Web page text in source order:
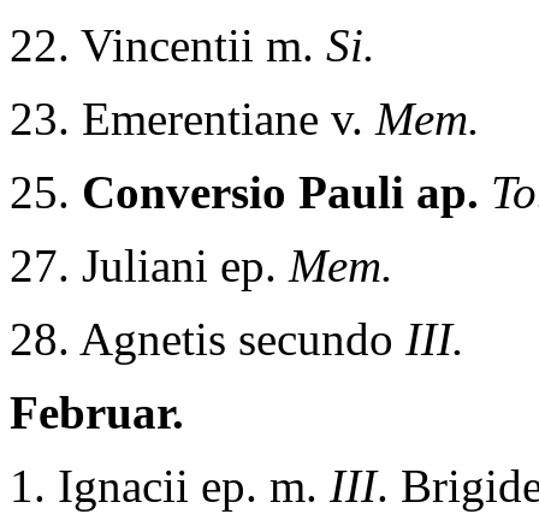
22. Vincentii m. Si.
23. Emerentiane v. Mem.
25. Conversio Pauli ap.
27. Juliani ep. Mem.
28. Agnetis secundo III.
Februar.
1. Ignacii ep. m. III.